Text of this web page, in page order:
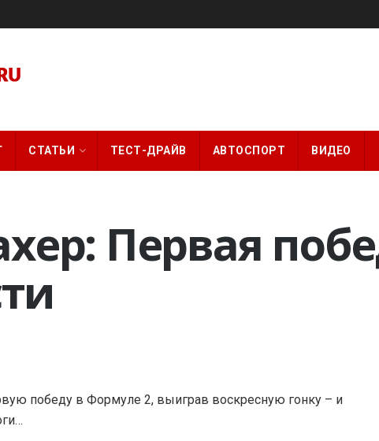
СТАТЬИ ТЕСТ-ДРАЙВ АВТОСПОРТ ВИДЕО
Первая
победу в Формуле 2, выиграв воскресную гонку – и